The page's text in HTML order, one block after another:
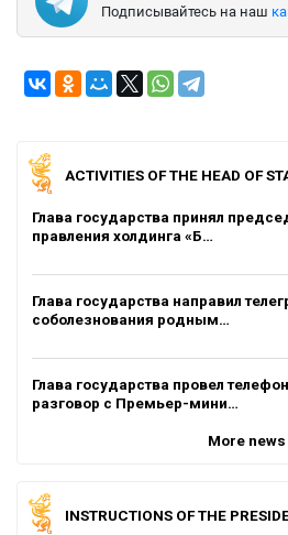
Подписывайтесь на наш
ACTIVITIES OF THE HEAD OF
Глава государства принял
правления холдинга «Б…
Глава государства направил
соболезнования родным…
Глава государства провел
разговор с Премьер-мини…
More news
INSTRUCTIONS OF THE